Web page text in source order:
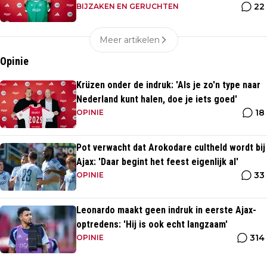
BIJZAKEN EN GERUCHTEN 22
Meer artikelen
Opinie
Krüzen onder de indruk: 'Als je zo'n type naar
Nederland kunt halen, doe je iets goed'
OPINIE 18
Pot verwacht dat Arokodare cultheld wordt bij
Ajax: 'Daar begint het feest eigenlijk al'
OPINIE 33
Leonardo maakt geen indruk in eerste Ajax-
optredens: 'Hij is ook echt langzaam'
OPINIE 314